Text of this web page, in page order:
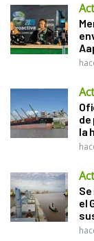
de
la
el